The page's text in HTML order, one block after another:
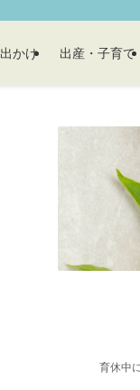
かけ 出産・子育て
育休中